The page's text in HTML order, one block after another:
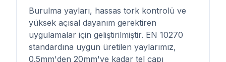
Burulma yayları, hassas tork kontrolü ve
yüksek açısal dayanım gerektiren
uygulamalar için geliştirilmiştir. EN 10270
standardına uygun üretilen yaylarımız,
0.5mm'den 20mm'ye kadar tel çapı